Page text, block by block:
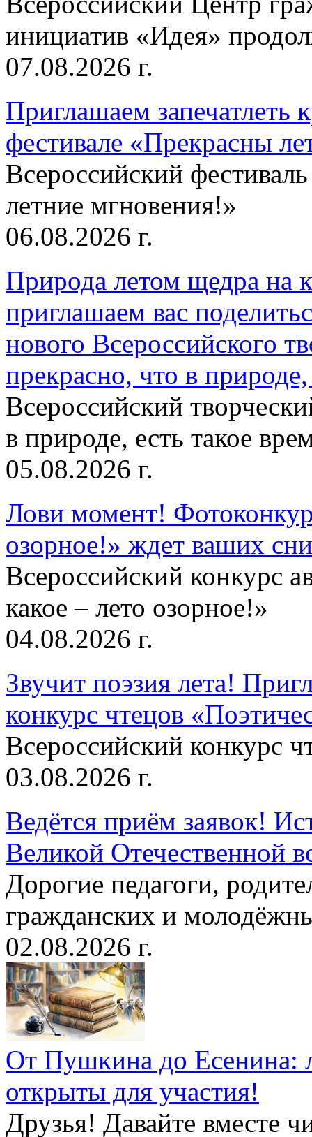
инициатив «Идея»
07.08.2026 г.
Приглашаем запечатлеть
фестивале «Прекрасны
Всероссийский
летние мгновения!»
06.08.2026 г.
Природа летом щедра на
приглашаем вас
нового Всероссийского
прекрасно, что в
Всероссийский
в природе, есть такое
05.08.2026 г.
Лови момент!
озорное!» ждет ваших
Всероссийский конкурс
какое – лето озорное!»
04.08.2026 г.
Звучит поэзия лета!
конкурс чтецов
Всероссийский конкурс
03.08.2026 г.
Ведётся приём заявок!
Великой Отечественной
Дорогие педагоги,
гражданских и
02.08.2026 г.
От Пушкина до Есенина:
открыты для участия!
Друзья! Давайте вместе